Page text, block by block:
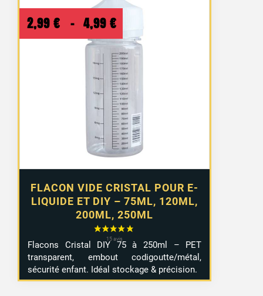
FLACON VIDE CRISTAL POUR E-
LIQUIDE ET DIY – 75ML, 120ML,
200ML, 250ML
2,99 € – 4,99 €
de
prix :
2,99 €
à
4,99 €
Flacons Cristal DIY 75 à 250ml – PET
transparent, embout codigoutte/métal,
sécurité enfant. Idéal stockage & précision.